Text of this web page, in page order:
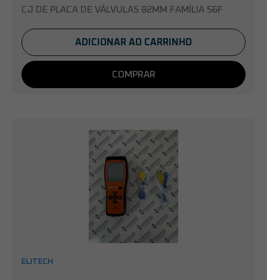
CJ DE PLACA DE VÁLVULAS 82MM FAMÍLIA S6F
ADICIONAR AO CARRINHO
COMPRAR
ELITECH